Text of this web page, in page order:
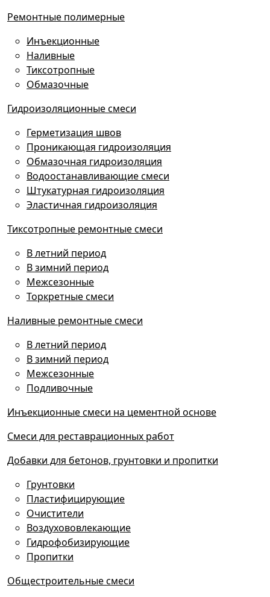
Ремонтные полимерные
Инъекционные
Наливные
Тиксотропные
Обмазочные
Гидроизоляционные смеси
Герметизация швов
Проникающая гидроизоляция
Обмазочная гидроизоляция
Водоостанавливающие смеси
Штукатурная гидроизоляция
Эластичная гидроизоляция
Тиксотропные ремонтные смеси
В летний период
В зимний период
Межсезонные
Торкретные смеси
Наливные ремонтные смеси
В летний период
В зимний период
Межсезонные
Подливочные
Инъекционные смеси на цементной основе
Смеси для реставрационных работ
Добавки для бетонов, грунтовки и пропитки
Грунтовки
Пластифицирующие
Очистители
Воздухововлекающие
Гидрофобизирующие
Пропитки
Общестроительные смеси